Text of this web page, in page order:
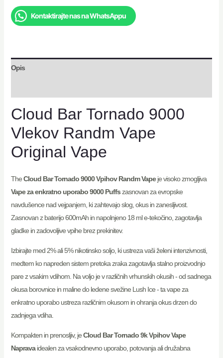
Kontaktirajte nas na WhatsAppu
Opis
Cloud Bar Tornado 9000
Vlekov Randm Vape
Original Vape
TheCloud Bar Tornado 9000 Vpihov Randm Vapeje visoko zmogljiva
Vape za enkratno uporabo 9000 Puffszasnovan za evropske
navdušence nad vejpanjem, ki zahtevajo slog, okus in zanesljivost.
Zasnovan z baterijo 600mAh in napolnjeno 18 ml e-tekočino, zagotavlja
gladke in zadovoljive vpihe brez prekinitev.
Izbirajte med 2% ali 5% nikotinsko soljo, ki ustreza vaši želeni intenzivnosti,
medtem ko napreden sistem pretoka zraka zagotavlja stalno proizvodnjo
pare z vsakim vdihom. Na voljo je v različnih vrhunskih okusih - od sadnega
okusa borovnice in maline do ledene svežine Lush Ice - ta vape za
enkratno uporabo ustreza različnim okusom in ohranja okus drzen do
zadnjega vdiha.
Kompakten in prenosljiv, jeCloud Bar Tornado 9k Vpihov Vape
Napravaidealen za vsakodnevno uporabo, potovanja ali družabna